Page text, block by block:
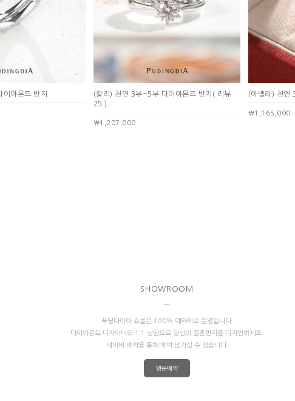
아몬드 반지 (칼리) 천연 3부~5부 다이아몬드 반지 ( 리뷰 :
25 )
￦1,207,000
(아벨라) 천연
￦1,165,000
SHOWROOM
푸딩다이아 쇼룸은 100% 예약제로 운영됩니다.
다이아몬드 디자이너와 1:1 상담으로 당신의 결혼반지를 디자인하세요.
네이버 예약을 통해 예약 남기실 수 있습니다.
방문예약